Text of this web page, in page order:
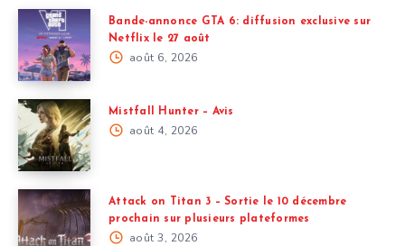
Bande-annonce GTA 6: diffusion exclusive sur
Netflix le 27 août
août 6, 2026
Mistfall Hunter – Avis
août 4, 2026
Attack on Titan 3 – Sortie le 10 décembre
prochain sur plusieurs plateformes
août 3, 2026